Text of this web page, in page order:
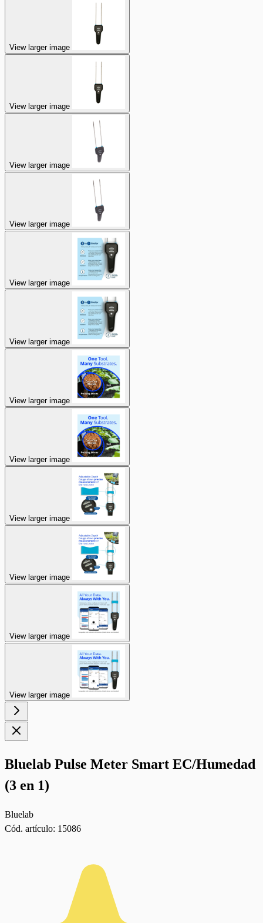
View larger image
View larger image
View larger image
View larger image
View larger image
View larger image
View larger image
View larger image
View larger image
View larger image
View larger image
View larger image
Bluelab Pulse Meter Smart EC/Humedad
(3 en 1)
Bluelab
Cód. artículo: 15086